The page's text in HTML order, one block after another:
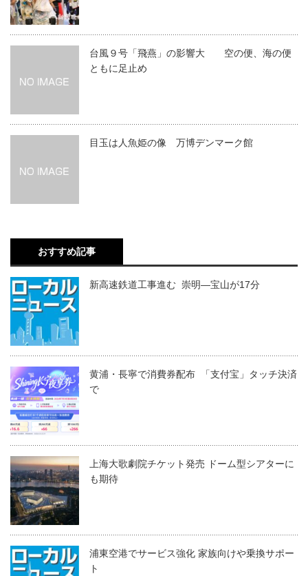
台風９号「飛燕」の影響大 空の便、海の便
ともに足止め
目玉は人魚姫の像 万博デンマーク館
おすすめ記事
新高速鉄道工事進む 崇明―宝山が17分
黄浦・長寧で消費券配布 「支付宝」タッチ決済
で
上海大歌劇院チケット発売 ドーム型シアターに
も期待
浦東空港でサービス強化 家族向けや乗換サポー
ト